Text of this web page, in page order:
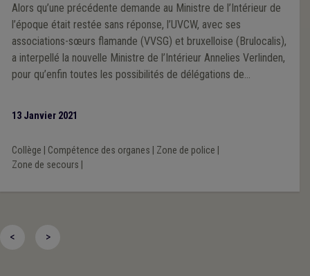
Alors qu’une précédente demande au Ministre de l’Intérieur de
l’époque était restée sans réponse, l’UVCW, avec ses
associations-sœurs flamande (VVSG) et bruxelloise (Brulocalis),
a interpellé la nouvelle Ministre de l’Intérieur Annelies Verlinden,
pour qu’enfin toutes les possibilités de délégations de
13 Janvier 2021
Collège Compétence des organes Zone de police
Zone de secours
< >